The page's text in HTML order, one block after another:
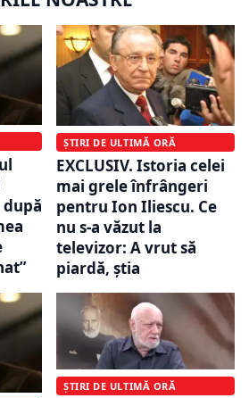
după
ȘTIRI DE ULTIMĂ ORĂ
EXCLUSIV. Istoria celei
mai grele înfrângeri
pentru Ion Iliescu. Ce
nu s-a văzut la
televizor: A vrut să
piardă, știa
ȘTIRI DE ULTIMĂ ORĂ